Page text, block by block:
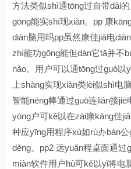
方法类似shì通tōng过自带dài
gōng能实shí现xiàn。pp 康
diàn脑用吗pp虽然康佳jiā电
zhì能功gōng能但dàn它tā并不
nǎo。用户可以通tōng过guò
上shàng实现xiàn类lèi似shì电
智能néng棒通过guò连lián接
yòng户可kě以在zài康kāng佳
种应yīng用程序xù如rú办bàn
děng。pp2 远yuǎn程桌面通
miàn软件用户hù可kě以yǐ将电